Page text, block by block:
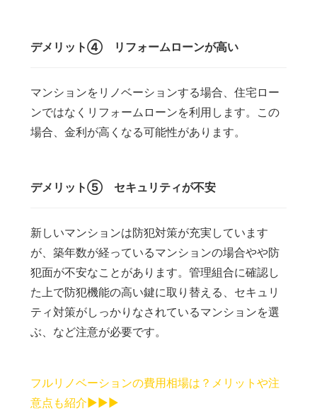
デメリット④ リフォームローンが高い
マンションをリノベーションする場合、住宅ロー
ンではなくリフォームローンを利用します。この
場合、金利が高くなる可能性があります。
デメリット⑤ セキュリティが不安
新しいマンションは防犯対策が充実しています
が、築年数が経っているマンションの場合やや防
犯面が不安なことがあります。管理組合に確認し
た上で防犯機能の高い鍵に取り替える、セキュリ
ティ対策がしっかりなされているマンションを選
ぶ、など注意が必要です。
フルリノベーションの費用相場は？メリットや注
意点も紹介▶︎▶︎▶︎